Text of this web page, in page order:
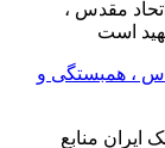
، همبستگی و